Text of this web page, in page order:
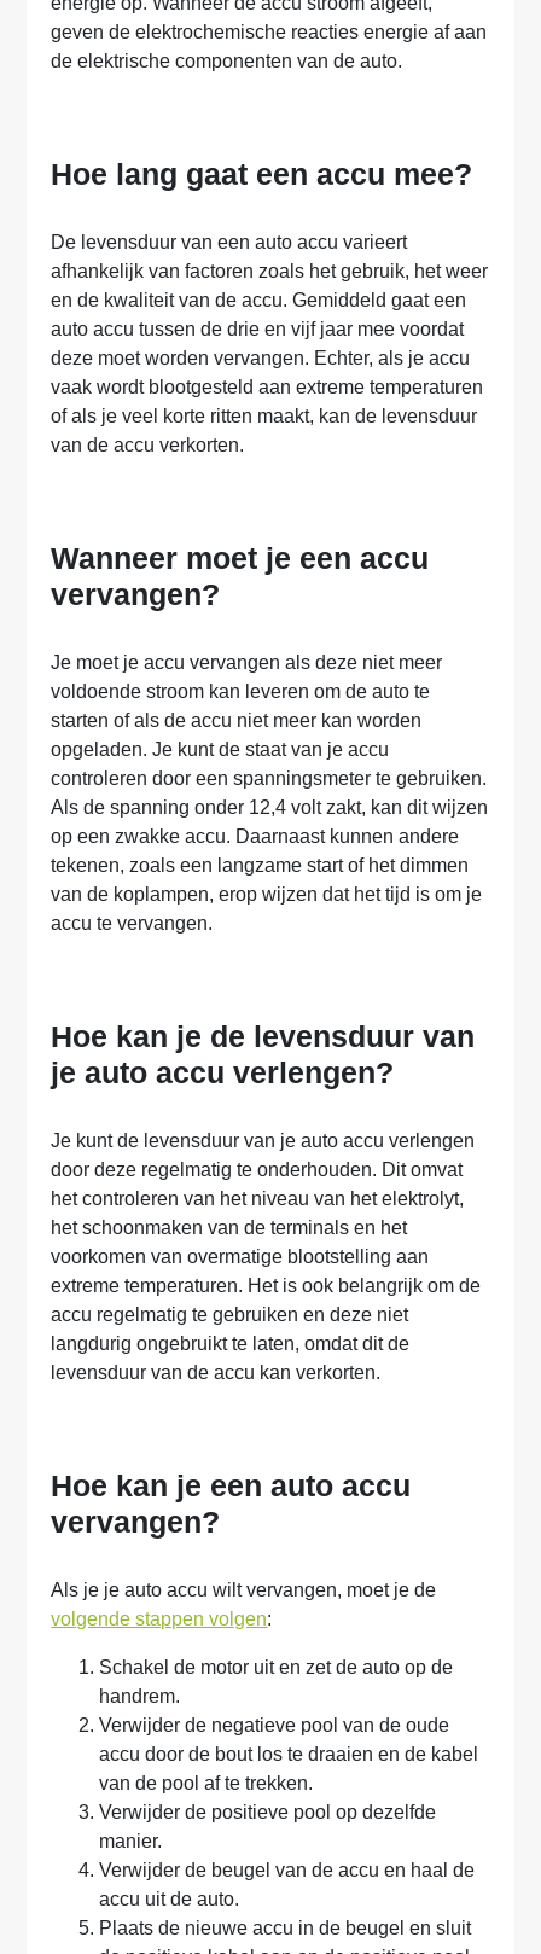
geven de elektrochemische reacties energie af aan
de elektrische componenten van de auto.
Hoe lang gaat een accu mee?
De levensduur van een auto accu varieert
afhankelijk van factoren zoals het gebruik, het weer
en de kwaliteit van de accu. Gemiddeld gaat een
auto accu tussen de drie en vijf jaar mee voordat
deze moet worden vervangen. Echter, als je accu
vaak wordt blootgesteld aan extreme temperaturen
of als je veel korte ritten maakt, kan de levensduur
van de accu verkorten.
Wanneer moet je een accu
vervangen?
Je moet je accu vervangen als deze niet meer
voldoende stroom kan leveren om de auto te
starten of als de accu niet meer kan worden
opgeladen. Je kunt de staat van je accu
controleren door een spanningsmeter te gebruiken.
Als de spanning onder 12,4 volt zakt, kan dit wijzen
op een zwakke accu. Daarnaast kunnen andere
tekenen, zoals een langzame start of het dimmen
van de koplampen, erop wijzen dat het tijd is om je
accu te vervangen.
Hoe kan je de levensduur van
je auto accu verlengen?
Je kunt de levensduur van je auto accu verlengen
door deze regelmatig te onderhouden. Dit omvat
het controleren van het niveau van het elektrolyt,
het schoonmaken van de terminals en het
voorkomen van overmatige blootstelling aan
extreme temperaturen. Het is ook belangrijk om de
accu regelmatig te gebruiken en deze niet
langdurig ongebruikt te laten, omdat dit de
levensduur van de accu kan verkorten.
Hoe kan je een auto accu
vervangen?
Als je je auto accu wilt vervangen, moet je de
volgende stappen volgen:
Schakel de motor uit en zet de auto op de
handrem.
Verwijder de negatieve pool van de oude
accu door de bout los te draaien en de kabel
van de pool af te trekken.
Verwijder de positieve pool op dezelfde
manier.
Verwijder de beugel van de accu en haal de
accu uit de auto.
Plaats de nieuwe accu in de beugel en sluit